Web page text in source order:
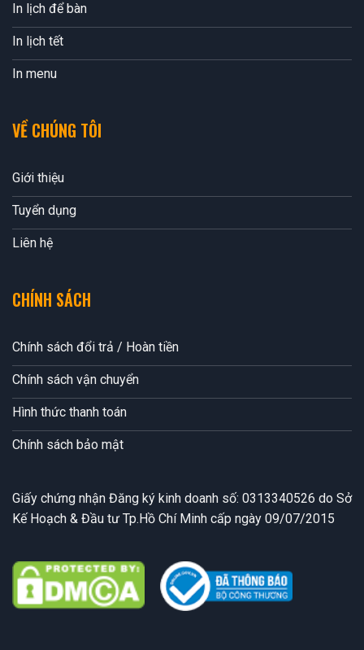
In lịch để bàn
In lịch tết
In menu
VỀ CHÚNG TÔI
Giới thiệu
Tuyển dụng
Liên hệ
CHÍNH SÁCH
Chính sách đổi trả / Hoàn tiền
Chính sách vận chuyển
Hình thức thanh toán
Chính sách bảo mật
Giấy chứng nhận Đăng ký kinh doanh số: 0313340526 do Sở
Kế Hoạch & Đầu tư Tp.Hồ Chí Minh cấp ngày 09/07/2015